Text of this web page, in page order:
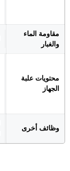
مقاومة الماء
والغبار
محتويات علبة
الجهاز
وظائف أخرى